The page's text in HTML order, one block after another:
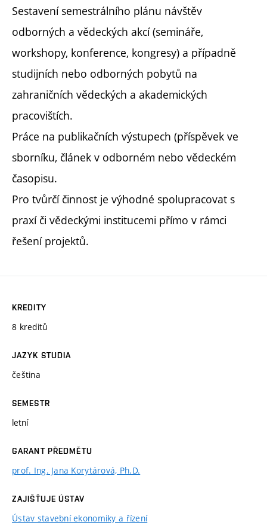
Sestavení semestrálního plánu návštěv
odborných a vědeckých akcí (semináře,
workshopy, konference, kongresy) a případně
studijních nebo odborných pobytů na
zahraničních vědeckých a akademických
pracovištích.
Práce na publikačních výstupech (příspěvek ve
sborníku, článek v odborném nebo vědeckém
časopisu.
Pro tvůrčí činnost je výhodné spolupracovat s
praxí či vědeckými institucemi přímo v rámci
řešení projektů.
KREDITY
8 kreditů
JAZYK STUDIA
čeština
SEMESTR
letní
GARANT PŘEDMĚTU
prof. Ing. Jana Korytárová, Ph.D.
ZAJIŠŤUJE ÚSTAV
Ústav stavební ekonomiky a řízení